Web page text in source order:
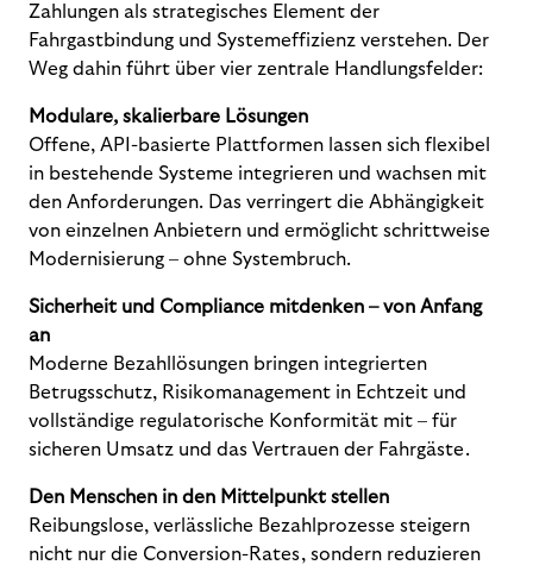
Zahlungen als strategisches Element der
Fahrgastbindung und Systemeffizienz verstehen. Der
Weg dahin führt über vier zentrale Handlungsfelder:
Modulare, skalierbare Lösungen
Offene, API-basierte Plattformen lassen sich flexibel
in bestehende Systeme integrieren und wachsen mit
den Anforderungen. Das verringert die Abhängigkeit
von einzelnen Anbietern und ermöglicht schrittweise
Modernisierung – ohne Systembruch.
Sicherheit und Compliance mitdenken – von Anfang
an
Moderne Bezahllösungen bringen integrierten
Betrugsschutz, Risikomanagement in Echtzeit und
vollständige regulatorische Konformität mit – für
sicheren Umsatz und das Vertrauen der Fahrgäste.
Den Menschen in den Mittelpunkt stellen
Reibungslose, verlässliche Bezahlprozesse steigern
nicht nur die Conversion-Rates, sondern reduzieren